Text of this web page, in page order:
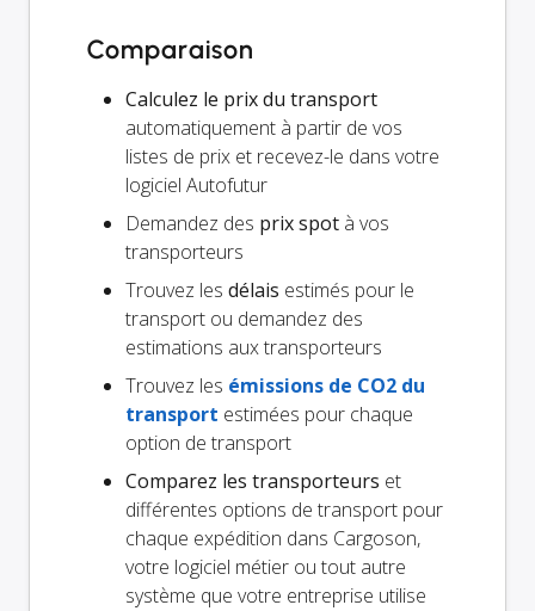
Comparaison
Calculez le prix du transport
automatiquement à partir de vos
listes de prix et recevez-le dans votre
logiciel Autofutur
Demandez des prix spot à vos
transporteurs
Trouvez les délais estimés pour le
transport ou demandez des
estimations aux transporteurs
Trouvez les émissions de CO2 du
transport estimées pour chaque
option de transport
Comparez les transporteurs et
différentes options de transport pour
chaque expédition dans Cargoson,
votre logiciel métier ou tout autre
système que votre entreprise utilise